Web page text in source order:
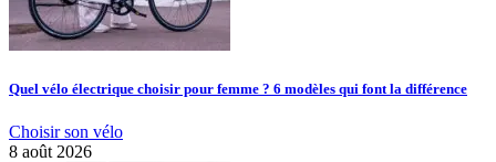
Quel vélo électrique choisir pour femme ? 6 modèles qui font la différence
Choisir son vélo
8 août 2026